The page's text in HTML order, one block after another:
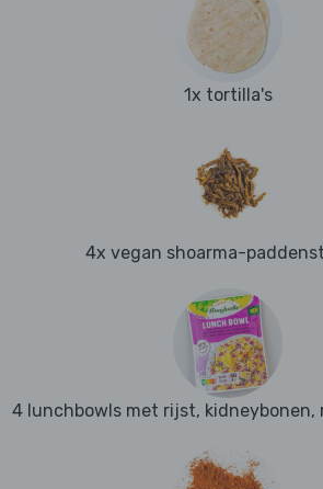
1x tortilla's
4x vegan shoarma-
4 lunchbowls met rijst, kidneybonen,